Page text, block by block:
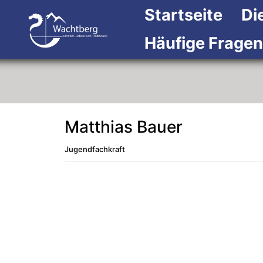
Startseite
Häufige Fragen
Matthias Bauer
Jugendfachkraft